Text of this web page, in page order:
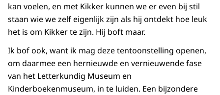
kan voelen, en met Kikker kunnen we er even bij stil
staan wie we zelf eigenlijk zijn als hij ontdekt hoe leuk
het is om Kikker te zijn. Hij boft maar.
Ik bof ook, want ik mag deze tentoonstelling openen,
om daarmee een hernieuwde en vernieuwende fase
van het Letterkundig Museum en
Kinderboekenmuseum, in te luiden. Een bijzondere